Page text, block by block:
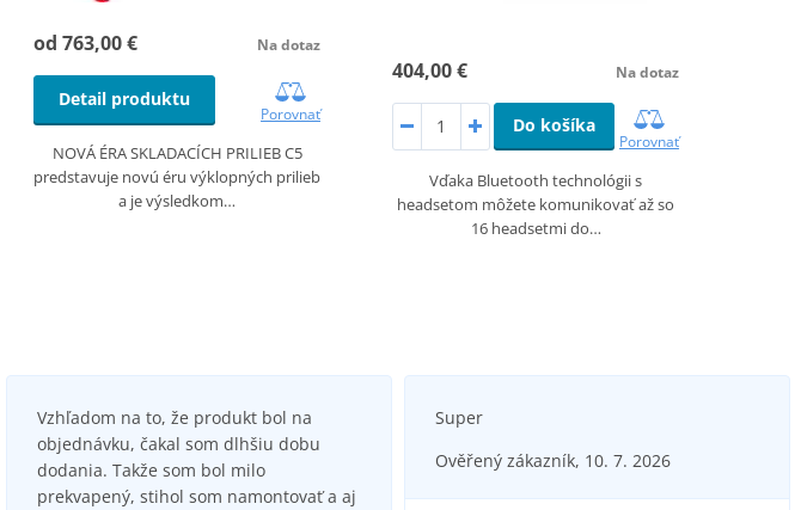
od 763,00 € Na dotaz
Detail produktu
Porovnať
NOVÁ ÉRA SKLADACÍCH PRILIEB C5
predstavuje novú éru výklopných prilieb
a je výsledkom…
404,00 € Na dotaz
Do košíka
Porovnať
Vďaka Bluetooth technológii s
headsetom môžete komunikovať až so
16 headsetmi do…
Vzhľadom na to, že produkt bol na
objednávku, čakal som dlhšiu dobu
dodania. Takže som bol milo
prekvapený, stihol som namontovať a aj
Super
Ověřený zákazník, 10. 7. 2026